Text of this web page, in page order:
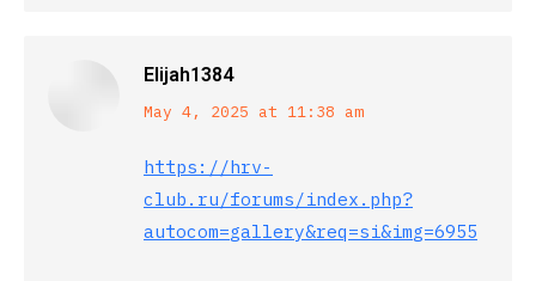
Elijah1384
says:
May 4, 2025 at 11:38 am
https://hrv-
club.ru/forums/index.php?
autocom=gallery&req=si&img=6955